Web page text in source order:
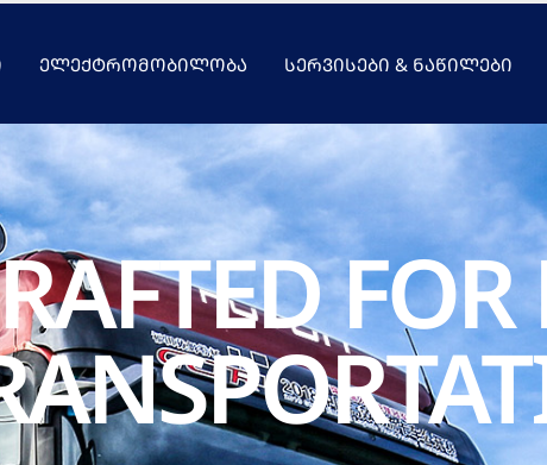
ᲔᲚᲔᲥᲢᲠᲝᲛᲝᲑᲘᲚᲝᲑᲐ ᲡᲔᲠᲕᲘᲡᲔᲑᲘ & ᲜᲐᲬᲘᲚᲔᲑᲘ